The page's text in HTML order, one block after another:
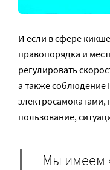
И если в сфере
правопорядка и
регулировать
а также соблюдение
пользование,
Мы имеем